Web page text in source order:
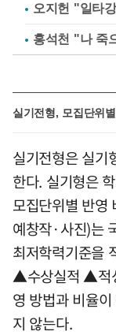
오지헌 "일타
홍석천 "나 죽
실기전형, 모집단위
실기전형은 실기
한다. 실기형은
모집단위별 반영
예창작·사진)는
최저학력기준을
▲수상실적 ▲적
영 방법과 비율
지 않는다.